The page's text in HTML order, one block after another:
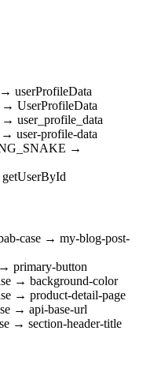
userProfileData
→ UserProfileData
user_profile_data
user-profile-data
→
case → my-blog-post-
primary-button
→ background-color
→ product-detail-page
→ api-base-url
→ section-header-title